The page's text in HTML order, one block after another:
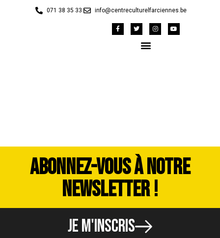
071 38 35 33 info@centreculturelfarciennes.be
ABONNEZ-VOUS À NOTRE
NEWSLETTER !
JE M'INSCRIS